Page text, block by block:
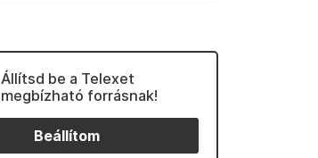
Állítsd be a Telexet
megbízható forrásnak!
Beállítom